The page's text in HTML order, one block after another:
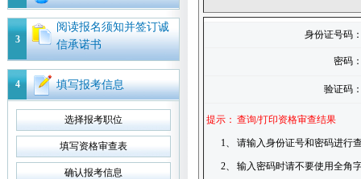
3
阅读报名须知并签订诚
信承诺书
4 填写报考信息
选择报考职位
填写资格审查表
确认报考信息
身份证号码
密码
验证码
提示： 查询/打印资格审查结果
1、 请输入身份证号和密码进行
2、 输入密码时请不要使用全角